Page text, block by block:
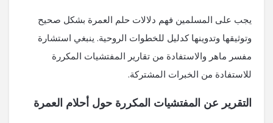
يجب على المسلمين فهم دلالات حلم العمرة بشكل صحيح
وتوثيقها وتدوينها كدليل للخطوات الروحية. ينبغي استشارة
مفسر ماهر والاستفادة من تقارير المفتشيات المكررة
للاستفادة من الخبرات المشتركة.
التقرير عن المفتشيات المكررة حول أحلام العمرة